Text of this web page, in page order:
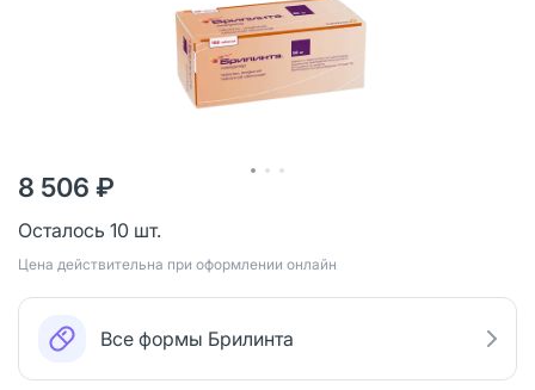
8 506 ₽
Осталось 10 шт.
Цена действительна при оформлении онлайн
Все формы Брилинта